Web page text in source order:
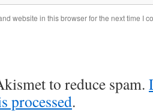
website in this browser for the next time I
to reduce spam.
processed.